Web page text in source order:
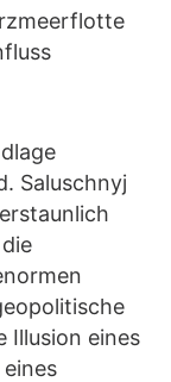
Saluschnyj
Illusion eines